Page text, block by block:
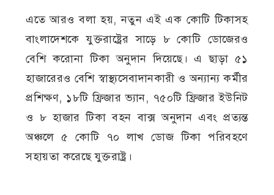
এতে আরও বলা হয়, নতুন এই এক কোটি টিকাসহ
বাংলাদেশকে যুক্তরাষ্ট্রের সাড়ে ৮ কোটি ডোজেরও
বেশি করোনা টিকা অনুদান দিয়েছে। এ ছাড়া ৫১
হাজারেরও বেশি স্বাস্থ্যসেবাদানকারী ও অন্যান্য কর্মীর
প্রশিক্ষণ, ১৮টি ফ্রিজার ভ্যান, ৭৫০টি ফ্রিজার ইউনিট
ও ৮ হাজার টিকা বহন বাক্স অনুদান এবং প্রত্যন্ত
অঞ্চলে ৫ কোটি ৭০ লাখ ডোজ টিকা পরিবহণে
সহায়তা করেছে যুক্তরাষ্ট্র।